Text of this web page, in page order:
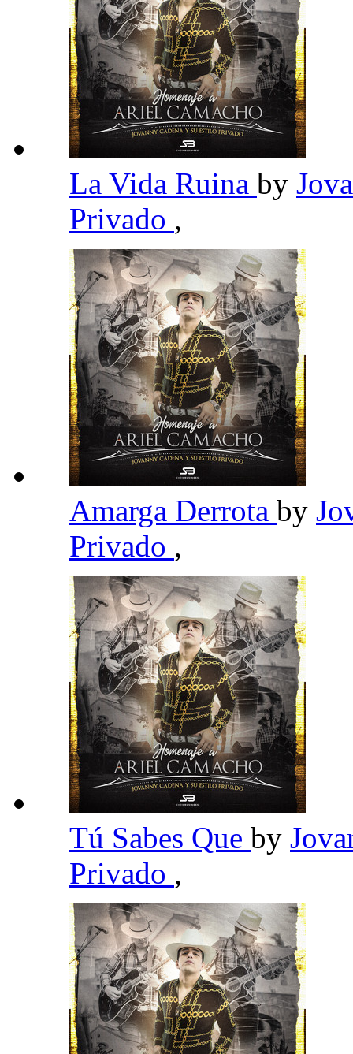
La Vida Ruina by
Privado ,
Amarga Derrota by
Privado ,
Tú Sabes Que by
Privado ,